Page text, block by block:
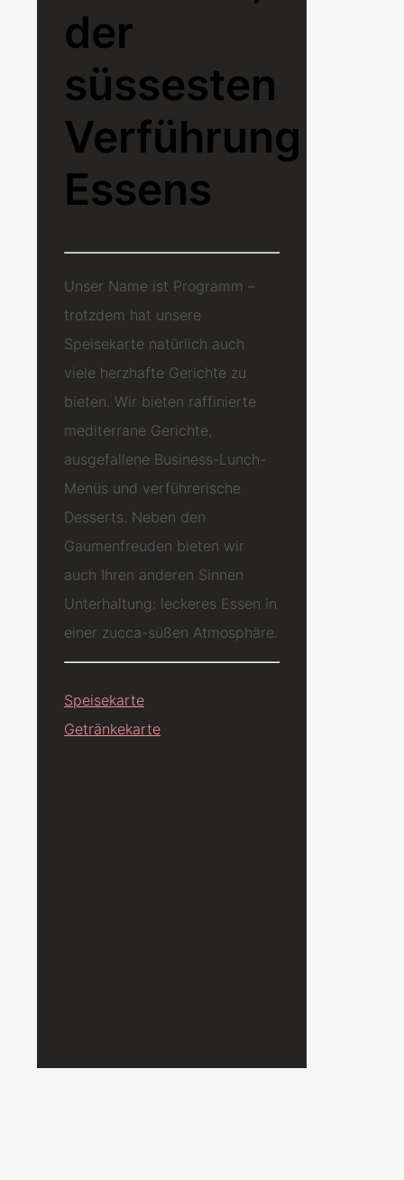
der
süssesten
Verführung
Essens
Unser Name ist Programm –
trotzdem hat unsere
Speisekarte natürlich auch
viele herzhafte Gerichte zu
bieten. Wir bieten raffinierte
mediterrane Gerichte,
ausgefallene Business-Lunch-
Menüs und verführerische
Desserts. Neben den
Gaumenfreuden bieten wir
auch Ihren anderen Sinnen
Unterhaltung: leckeres Essen in
einer zucca-süßen Atmosphäre.
Speisekarte
Getränkekarte